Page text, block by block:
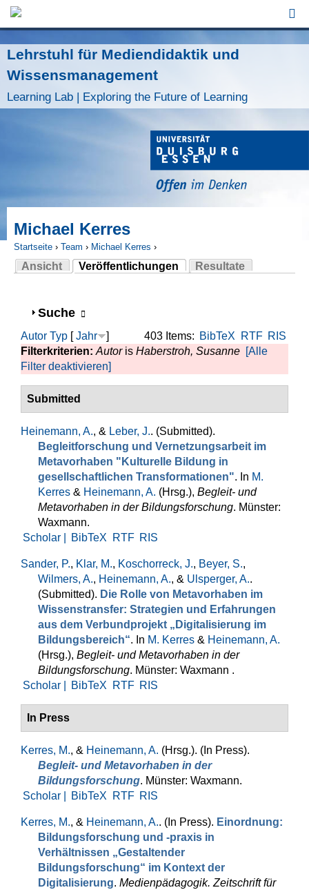
Lehrstuhl für Mediendidaktik und
Wissensmanagement
Learning Lab | Exploring the Future of Learning
Michael Kerres
Sie sind hier
Startseite › Team › Michael Kerres ›
Ansicht
Veröffentlichungen
(aktiver Reiter)
Resultate
Anzeigen
Suche
403 Items: BibTeX RTF RIS
Autor Typ [Jahr
]
Filterkriterien: Autoris Haberstroh, Susanne [Alle
Filter deaktivieren]
Submitted
Heinemann, A., & Leber, J.. (Submitted).
Begleitforschung und Vernetzungsarbeit im
Metavorhaben "Kulturelle Bildung in
gesellschaftlichen Transformationen". In M.
Kerres & Heinemann, A. (Hrsg.), Begleit- und
Metavorhaben in der Bildungsforschung. Münster:
Waxmann.
Scholar |
BibTeX RTF RIS
Sander, P., Klar, M., Koschorreck, J., Beyer, S.,
Wilmers, A., Heinemann, A., & Ulsperger, A..
(Submitted). Die Rolle von Metavorhaben im
Wissenstransfer: Strategien und Erfahrungen
aus dem Verbundprojekt „Digitalisierung im
Bildungsbereich“. In M. Kerres & Heinemann, A.
(Hrsg.), Begleit- und Metavorhaben in der
Bildungsforschung. Münster: Waxmann .
Scholar |
BibTeX RTF RIS
In Press
Kerres, M., & Heinemann, A. (Hrsg.). (In Press).
Begleit- und Metavorhaben in der
Bildungsforschung. Münster: Waxmann.
Scholar |
BibTeX RTF RIS
Kerres, M., & Heinemann, A.. (In Press). Einordnung:
Bildungsforschung und -praxis in
Verhältnissen „Gestaltender
Bildungsforschung“ im Kontext der
Digitalisierung. Medienpädagogik. Zeitschrift für